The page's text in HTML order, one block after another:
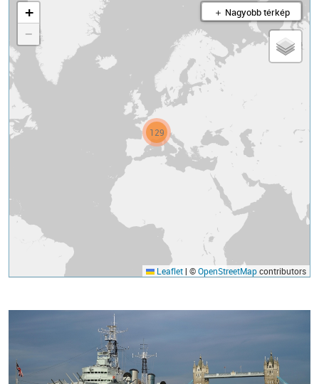
129
+
−
＋ Nagyobb térkép
Leaflet| ©OpenStreetMapcontributors